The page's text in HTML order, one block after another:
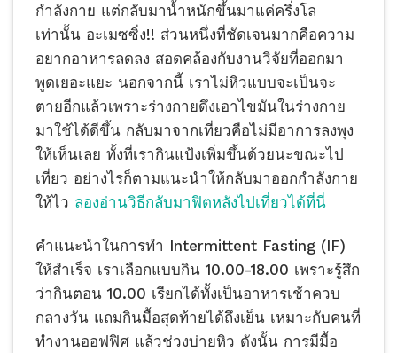
กำลังกาย แต่กลับมาน้ำหนักขึ้นมาแค่ครึ่งโล
เท่านั้น อะเมซซิ่ง!! ส่วนหนึ่งที่ชัดเจนมากคือความ
อยากอาหารลดลง สอดคล้องกับงานวิจัยที่ออกมา
พูดเยอะแยะ นอกจากนี้ เราไม่หิวแบบจะเป็นจะ
ตายอีกแล้วเพราะร่างกายดึงเอาไขมันในร่างกาย
มาใช้ได้ดีขึ้น กลับมาจากเที่ยวคือไม่มีอาการลงพุง
ให้เห็นเลย ทั้งที่เรากินแป้งเพิ่มขึ้นด้วยนะขณะไป
เที่ยว อย่างไรก็ตามแนะนำให้กลับมาออกกำลังกาย
ให้ไว ลองอ่านวิธีกลับมาฟิตหลังไปเที่ยวได้ที่นี่
คำแนะนำในการทำ Intermittent Fasting (IF)
ให้สำเร็จ เราเลือกแบบกิน 10.00-18.00 เพราะรู้สึก
ว่ากินตอน 10.00 เรียกได้ทั้งเป็นอาหารเช้าควบ
กลางวัน แถมกินมื้อสุดท้ายได้ถึงเย็น เหมาะกับคนที่
ทำงานออฟฟิศ แล้วช่วงบ่ายหิว ดังนั้น การมีมื้อ